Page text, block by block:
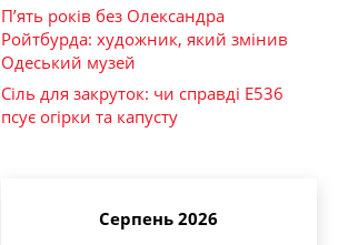
П’ять років без Олександра
Ройтбурда: художник, який змінив
Одеський музей
Сіль для закруток: чи справді Е536
псує огірки та капусту
Серпень 2026